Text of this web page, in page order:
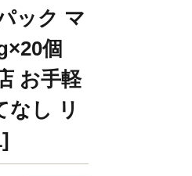
ック マ
個
お手軽
なし リ